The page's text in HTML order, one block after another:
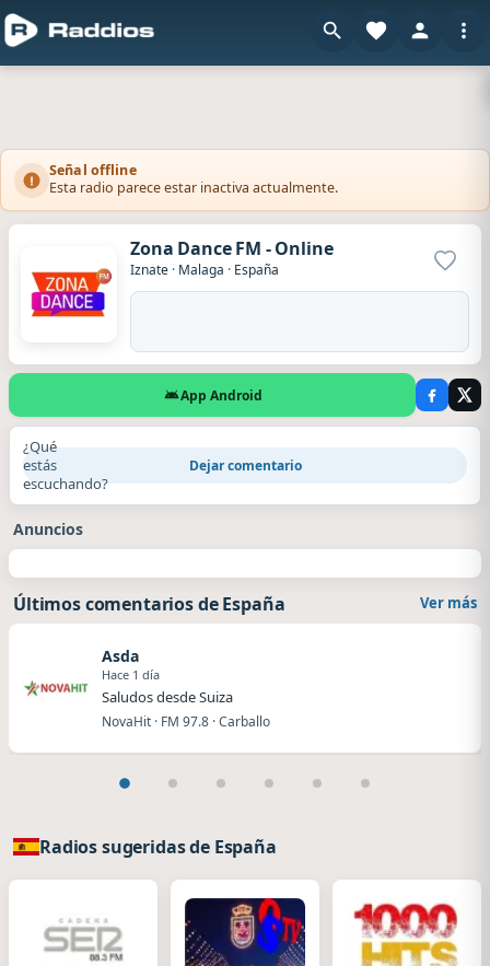
Señal offline
Esta radio parece estar inactiva actualmente.
Zona Dance FM - Online
Iznate · Malaga · España
App Android
¿Qué
estás
escuchando?
Dejar comentario
Anuncios
Últimos comentarios de España Ver más
Asda
Hace 1 día
Saludos desde Suiza
NovaHit · FM 97.8 · Carballo
Radios sugeridas de España